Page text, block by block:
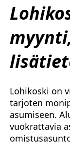
Lohikoski on
tarjoten
asumiseen.
vuokrattavia